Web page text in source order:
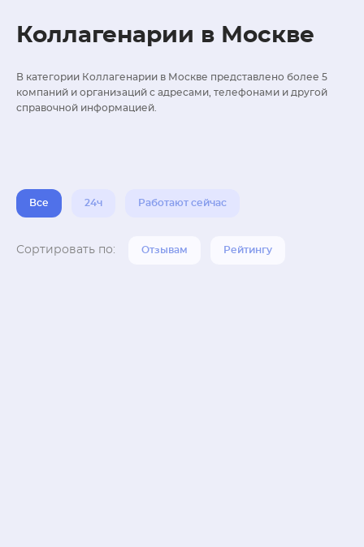
Коллагенарии в Москве
В категории Коллагенарии в Москве представлено более 5
компаний и организаций с адресами, телефонами и другой
справочной информацией.
Все 24ч Работают сейчас
Сортировать по: Отзывам Рейтингу